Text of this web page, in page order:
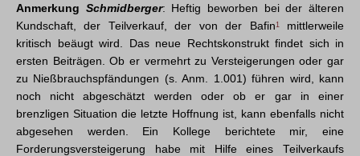
Anmerkung Schmidberger: Heftig beworben bei der älteren
Kundschaft, der Teilverkauf, der von der Bafin1mittlerweile
kritisch beäugt wird. Das neue Rechtskonstrukt findet sich in
ersten Beiträgen. Ob er vermehrt zu Versteigerungen oder gar
zu Nießbrauchspfändungen (s. Anm. 1.001) führen wird, kann
noch nicht abgeschätzt werden oder ob er gar in einer
brenzligen Situation die letzte Hoffnung ist, kann ebenfalls nicht
abgesehen werden. Ein Kollege berichtete mir, eine
Forderungsversteigerung habe mit Hilfe eines Teilverkaufs